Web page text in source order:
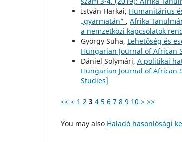
István Harkai, Humanitárius
„gyarmatán” , Afrika
a nemzetközi kapcsolatok
György Suha, Lehetőség és
Hungarian Journal of African
Dániel Solymári, A politikai
Hungarian Journal of African
Studies]
<< < 1 2 3 4 5 6 7 8 9 10 > >>
You may also Haladó hasonlósági